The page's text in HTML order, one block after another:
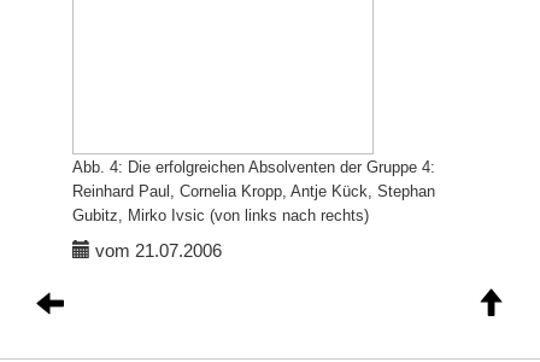
Abb. 4: Die erfolgreichen Absolventen der Gruppe 4:
Reinhard Paul, Cornelia Kropp, Antje Kück, Stephan
Gubitz, Mirko Ivsic (von links nach rechts)
vom 21.07.2006